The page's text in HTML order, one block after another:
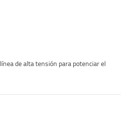
de alta tensión para potenciar el